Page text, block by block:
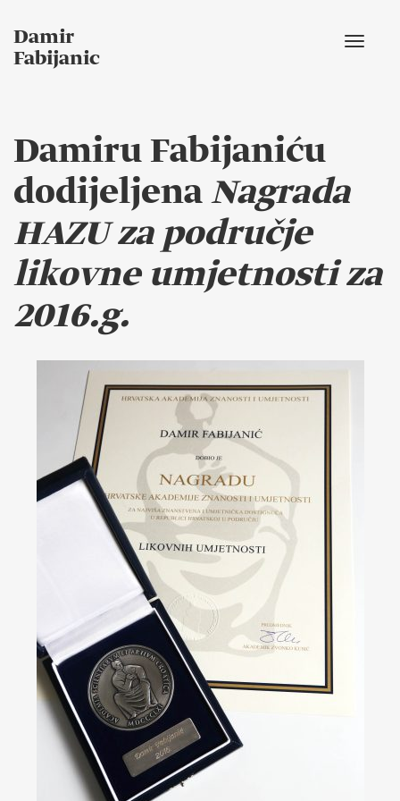
Toggle
Damir
Fabijanic
Damiru Fabijaniću
dodijeljena Nagrada
HAZU za područje
likovne umjetnosti za
2016.g.